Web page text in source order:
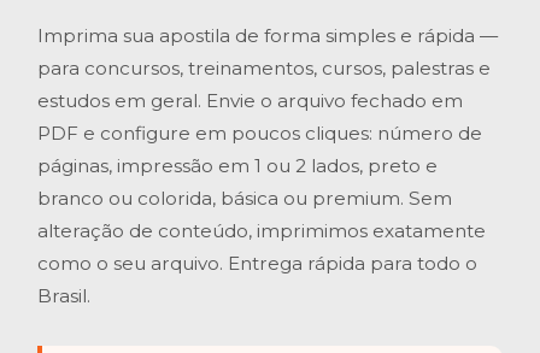
Imprima sua apostila de forma simples e rápida —
para concursos, treinamentos, cursos, palestras e
estudos em geral. Envie o arquivo fechado em
PDF e configure em poucos cliques: número de
páginas, impressão em 1 ou 2 lados, preto e
branco ou colorida, básica ou premium. Sem
alteração de conteúdo, imprimimos exatamente
como o seu arquivo. Entrega rápida para todo o
Brasil.